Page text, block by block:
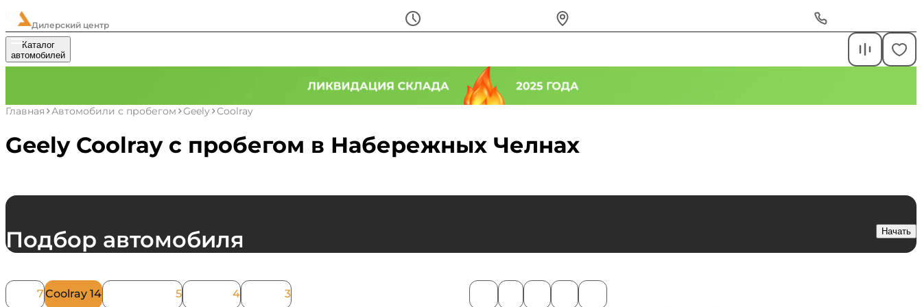
Дилерский центр
Каталог
автомобилей
Главная Автомобили с пробегом Geely Coolray
Geely Coolray с пробегом в Набережных Челнах
Подбор автомобиля Начать
7Coolray 14 5 4 3